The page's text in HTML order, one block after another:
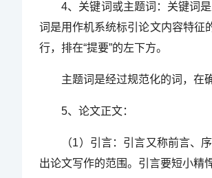
4、关键词或主题词：关键词是
词是用作机系统标引论文内容特征
行，排在“提要”的左下方。
主题词是经过规范化的词，在确
5、论文正文：
（1）引言：引言又称前言、序
出论文写作的范围。引言要短小精